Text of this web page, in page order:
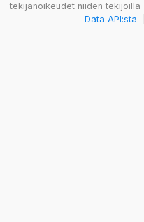
tekijänoikeudet niiden tekijöillä
Data API:sta